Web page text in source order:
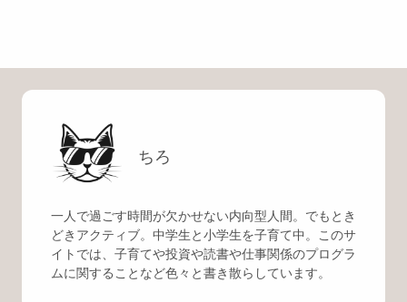
ちろ
一人で過ごす時間が欠かせない内向型人間。でもとき
どきアクティブ。中学生と小学生を子育て中。このサ
イトでは、子育てや投資や読書や仕事関係のプログラ
ムに関することなど色々と書き散らしています。